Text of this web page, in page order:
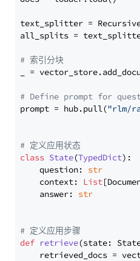
text_splitter =
all_splits =
# 索引分块
_ =
# Define prompt for
prompt = hub.pull("rlm/
# 定义应用状态
class State(TypedDict):
    question:
str
    context:
List
    answer:
str
# 定义应用步骤
def retrieve(state:
retrieved_docs =